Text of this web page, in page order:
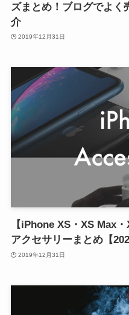
ズまとめ！ブログでよく
介
2019年12月31日
【iPhone XS・XS Max
アクセサリーまとめ【
2019年12月31日